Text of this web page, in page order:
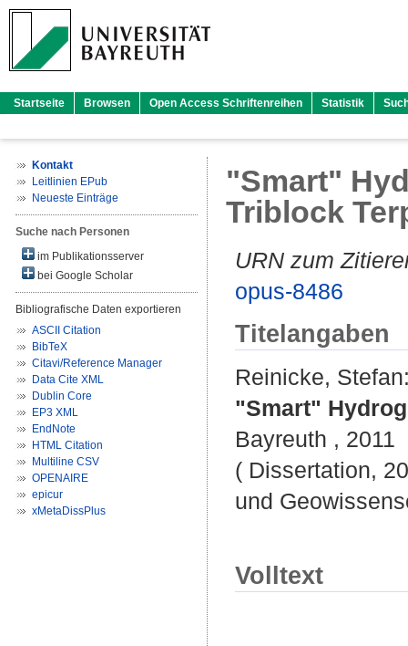
Startseite Browsen Open Access Schriftenreihen Statistik
Kontakt
Leitlinien EPub
Neueste Einträge
Suche nach Personen
im Publikationsserver
bei Google Scholar
Bibliografische Daten exportieren
ASCII Citation
BibTeX
Citavi/Reference Manager
Data Cite XML
Dublin Core
EP3 XML
EndNote
HTML Citation
Multiline CSV
OPENAIRE
epicur
xMetaDissPlus
"Smart"
Triblock
URN zum
opus-8486
Titelangaben
Reinicke, Stefan
"Smart"
Bayreuth , 2011
( Dissertation,
und
Volltext